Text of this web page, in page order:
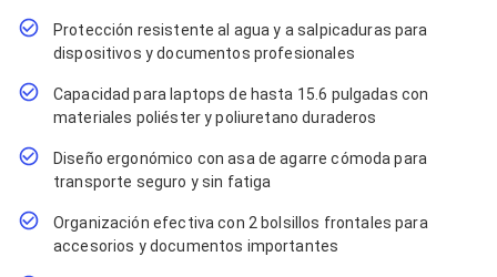
Cables Coaxiales
Accesorios para Cables
Jacks de Red
Conectores
Tapas y Cajas
Pinzas Ponchadoras
Probadores de Cable
Protectores para Cables
Cables para Impresoras
Protección resistente al agua y a salpicaduras para
dispositivos y documentos profesionales
Capacidad para laptops de hasta 15.6 pulgadas con
materiales poliéster y poliuretano duraderos
Diseño ergonómico con asa de agarre cómoda para
transporte seguro y sin fatiga
Organización efectiva con 2 bolsillos frontales para
accesorios y documentos importantes